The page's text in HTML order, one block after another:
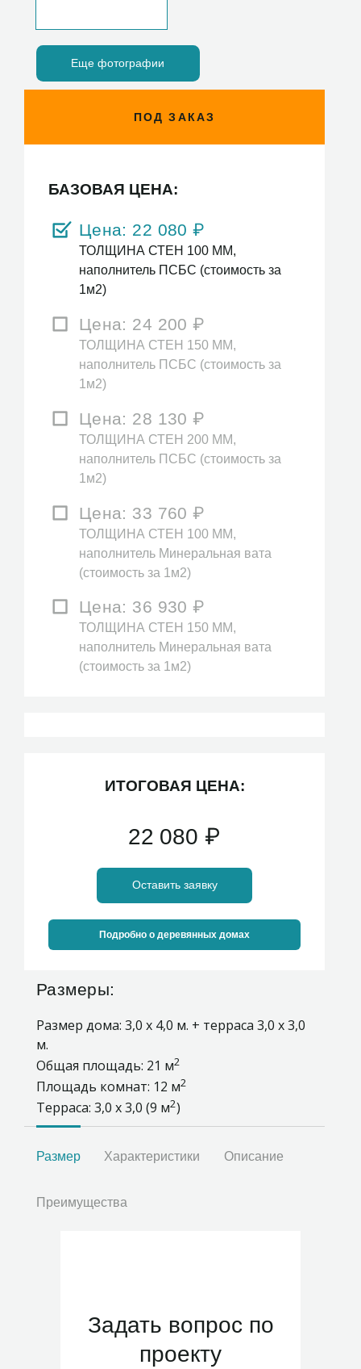
Еще фотографии
ПОД ЗАКАЗ
БАЗОВАЯ ЦЕНА:
Цена: 22 080 ₽
ТОЛЩИНА СТЕН 100 ММ,
наполнитель ПСБС (стоимость за
1м2)
Цена: 24 200 ₽
ТОЛЩИНА СТЕН 150 ММ,
наполнитель ПСБС (стоимость за
1м2)
Цена: 28 130 ₽
ТОЛЩИНА СТЕН 200 ММ,
наполнитель ПСБС (стоимость за
1м2)
Цена: 33 760 ₽
ТОЛЩИНА СТЕН 100 ММ,
наполнитель Минеральная вата
(стоимость за 1м2)
Цена: 36 930 ₽
ТОЛЩИНА СТЕН 150 ММ,
наполнитель Минеральная вата
(стоимость за 1м2)
ИТОГОВАЯ ЦЕНА:
22 080 ₽
Оставить заявку
Подробно о деревянных домах
Размер Характеристики Описание
Преимущества
Размеры:
Размер дома: 3,0 х 4,0 м. + терраса 3,0 х 3,0
м.
Общая площадь: 21 м2
Площадь комнат: 12 м2
Терраса: 3,0 х 3,0 (9 м2)
Задать вопрос по
проекту